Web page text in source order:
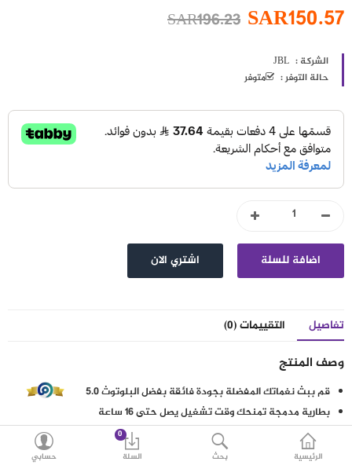
العناية الشخصية
العاب
حقائب
اكسسوارات
العروض
منوع
شرائح بيانات ومكالمات
قائمة رغباتي (0)
اللغات
الرئيسية بحث
0
السلة
حسابي
SAR150.57
SAR196.23
الشركة : JBL
حالة التوفر :
متوفر
تفاصيل التقييمات (0)
وصف المنتج
قم ببث نغماتك المفضلة بجودة فائقة بفضل البلوتوث 5.0
بطارية مدمجة تمنحك وقت تشغيل يصل حتى 16 ساعة
حل لاسلكي دون أي خسائر ليناسب الاستخدام اليومي